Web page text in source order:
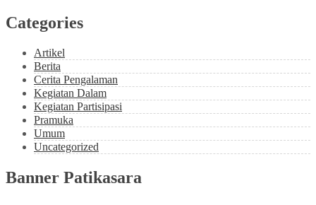
Categories
Artikel
Berita
Cerita Pengalaman
Kegiatan Dalam
Kegiatan Partisipasi
Pramuka
Umum
Uncategorized
Banner Patikasara